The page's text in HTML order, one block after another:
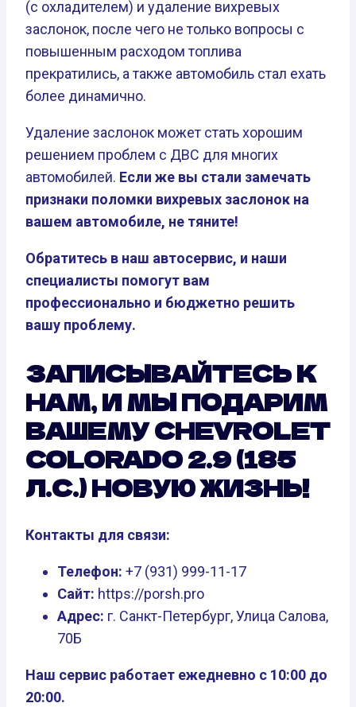
(с охладителем) и удаление вихревых
заслонок, после чего не только вопросы с
повышенным расходом топлива
прекратились, а также автомобиль стал ехать
более динамично.
Удаление заслонок может стать хорошим
решением проблем с ДВС для многих
автомобилей. Если же вы стали замечать
признаки поломки вихревых заслонок на
вашем автомобиле, не тяните!
Обратитесь в наш автосервис, и наши
специалисты помогут вам
профессионально и бюджетно решить
вашу проблему.
ЗАПИСЫВАЙТЕСЬ К
НАМ, И МЫ ПОДАРИМ
ВАШЕМУ CHEVROLET
COLORADO 2.9 (185
Л.С.) НОВУЮ ЖИЗНЬ!
Контакты для связи:
Телефон: +7 (931) 999-11-17
Сайт: https://porsh.pro
Адрес: г. Санкт-Петербург, Улица Салова,
70Б
Наш сервис работает ежедневно с 10:00 до
20:00.